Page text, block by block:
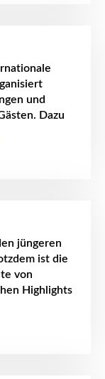
und
Dazu
ins
jüngeren
ist die
von
Highlights